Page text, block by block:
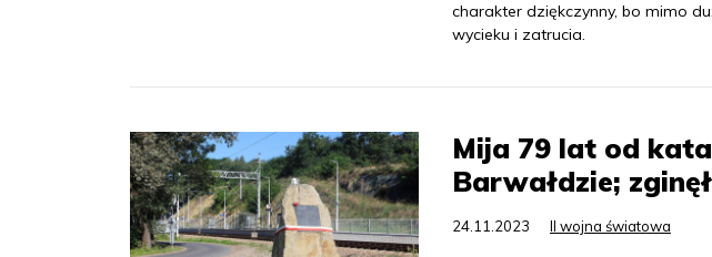
charakter dziękczynny, bo mimo
wycieku i zatrucia.
Mija 79 lat od
Barwałdzie;
24.11.2023 II wojna światowa